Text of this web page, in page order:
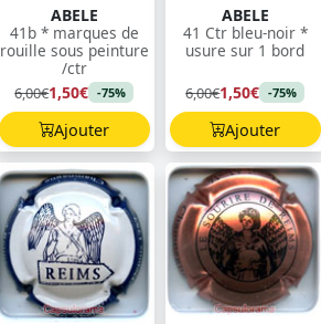
ABELE
41b * marques de
rouille sous peinture
/ctr
6,00€1,50€ -75%
Ajouter
ABELE
41 Ctr bleu-noir *
usure sur 1 bord
6,00€1,50€ -75%
Ajouter